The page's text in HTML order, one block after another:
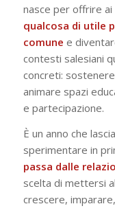
nasce per offrire ai
qualcosa di utile
comune e
contesti salesiani
concreti:
animare spazi
e partecipazione.
È un anno che
sperimentare in
passa dalle
scelta di mettersi
crescere,